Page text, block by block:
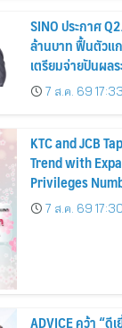
SINO ประกาศ
ล้านบาท ฟื้นตัวแ
เตรียมจ่ายปันผล
บาทต่อหุ้น ครึ่งปีห
7 ส.ค. 69 17:33
KTC and JCB
Trend with
Privileges
Cardmembers
Cosmetics Rises
7 ส.ค. 69 17:30
ADVICE คว้า “ดี